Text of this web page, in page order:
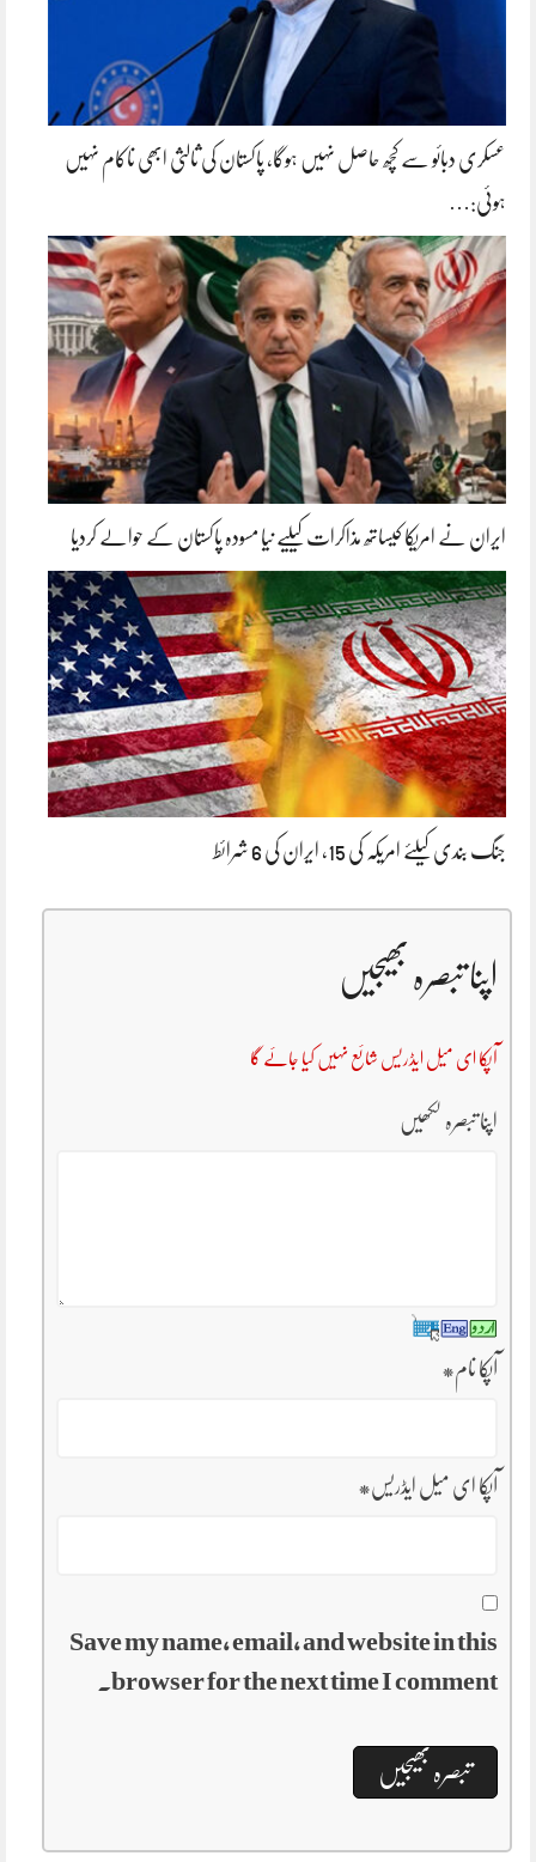
عسکری دبائو سے کچھ حاصل نہیں ہوگا، پاکستان کی ثالثی ابھی ناکام نہیں
ہوئی:…
ایران نے امریکا کیساتھ مذاکرات کیلیے نیا مسودہ پاکستان کے حوالے کردیا
جنگ بندی کیلئے امریکہ کی 15، ایران کی 6 شرائط
اپنا تبصرہ بھیجیں
آپکا ای میل ایڈریس شائع نہیں کیا جائے گا
اپنا تبصرہ لکھیں
آپکا نام*
آپکا ای میل ایڈریس*
Save my name, email, and website in this
browser for the next time I comment.